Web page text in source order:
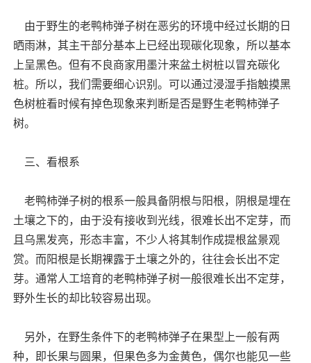
由于野生的老鸭柿弹子树在恶劣的环境中经过长期的日
晒雨淋，其主干部分基本上已经出现碳化现象，所以基本
上呈黑色。但有不良商家用墨汁来盆土树桩以冒充碳化
桩。所以，我们需要细心识别。可以通过浸湿手指触摸黑
色树桩看时候有掉色现象来判断是否是野生老鸭柿弹子
树。
三、看根系
老鸭柿弹子树的根系一般具备阴根与阳根，阴根是埋在
土壤之下的，由于没有接收到光线，很难长出不定芽，而
且乌黑发亮，形态丰富，不少人将其制作成提根盆景观
赏。而阳根是长期裸露于土壤之外的，往往会长出不定
芽。通常人工培育的老鸭柿弹子树一般很难长出不定芽，
野外生长的却比较容易出现。
另外，在野生条件下的老鸭柿弹子在果型上一般有两
种，即长果与圆果，但果色多为金黄色，偶尔也能见一些